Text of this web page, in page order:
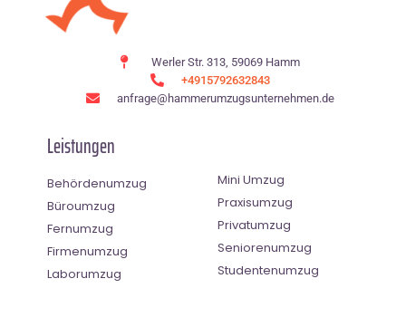
Werler Str. 313, 59069 Hamm
+4915792632843
anfrage@hammerumzugsunternehmen.de
Leistungen
Behördenumzug
Büroumzug
Fernumzug
Firmenumzug
Laborumzug
Mini Umzug
Praxisumzug
Privatumzug
Seniorenumzug
Studentenumzug